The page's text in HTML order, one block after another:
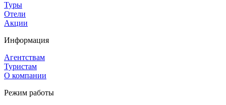
Туры
Отели
Акции
Информация
Агентствам
Туристам
О компании
Режим работы